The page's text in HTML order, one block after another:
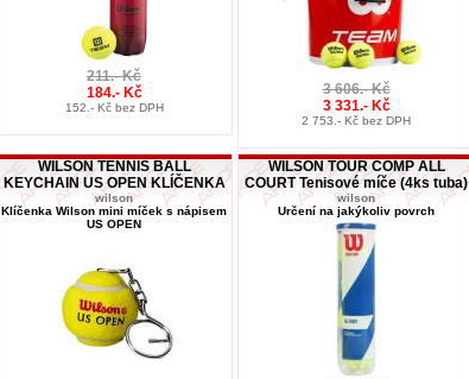
211.- Kč
184.- Kč
152.- Kč bez DPH
3 606.- Kč
3 331.- Kč
2 753.- Kč bez DPH
WILSON TENNIS BALL
KEYCHAIN US OPEN KLÍČENKA
wilson
Klíčenka Wilson mini míček s nápisem
US OPEN
WILSON TOUR COMP ALL
COURT Tenisové míče (4ks tuba)
wilson
Určení na jakýkoliv povrch